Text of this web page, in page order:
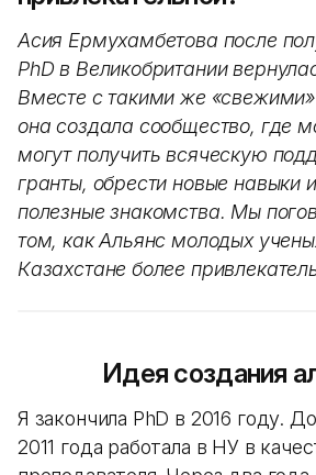
Асия Ермухамбетова после
PhD в Великобритании
Вместе с такими же
она создала сообщество, где
могут получить всяческую
гранты, обрести новые навыки
полезные знакомства. Мы
том, как Альянс молодых
Казахстане более
Идея создания
Я закончила PhD в 2016 году.
2011 года работала в НУ в